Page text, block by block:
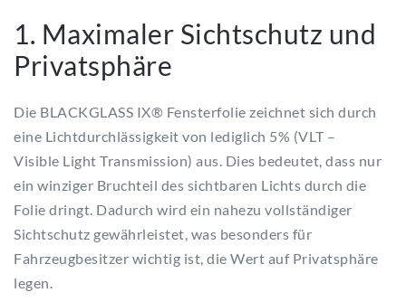
1. Maximaler Sichtschutz und
Privatsphäre
Die BLACKGLASS IX® Fensterfolie zeichnet sich durch
eine Lichtdurchlässigkeit von lediglich 5% (VLT –
Visible Light Transmission) aus. Dies bedeutet, dass nur
ein winziger Bruchteil des sichtbaren Lichts durch die
Folie dringt. Dadurch wird ein nahezu vollständiger
Sichtschutz gewährleistet, was besonders für
Fahrzeugbesitzer wichtig ist, die Wert auf Privatsphäre
legen.